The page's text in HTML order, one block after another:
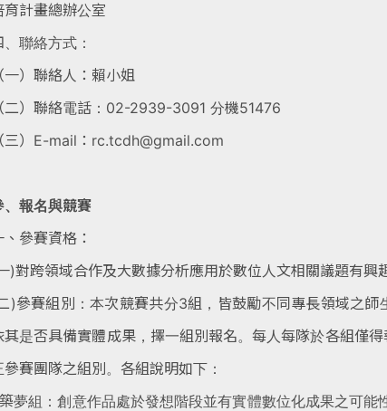
育計畫總辦公室
、聯絡方式：
一）聯絡人：賴小姐
二）聯絡電話：02-2939-3091 分機51476
三）E-mail：rc.tcdh@gmail.com
、報名與競賽
、參賽資格：
)對跨領域合作及大數據分析應用於數位人文相關議題有興
)參賽組別：本次競賽共分3組，皆鼓勵不同專長領域之師
其是否具備實體成果，擇一組別報名。每人每隊於各組僅
參賽團隊之組別。各組說明如下：
夢組：創意作品處於發想階段並有實體數位化成果之可能